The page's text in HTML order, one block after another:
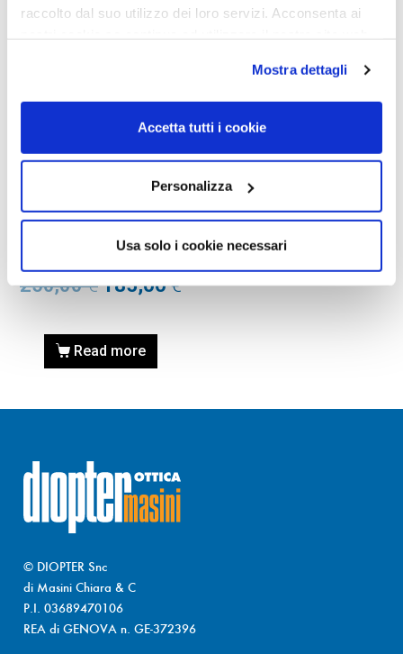
raccolto dal suo utilizzo dei loro servizi. Acconsenta ai
Mostra dettagli
Accetta tutti i cookie
Personalizza
Usa solo i cookie necessari
Sold out
OCCHIALI DA VISTA
OCCHIALE DA VISTA TOM
FORD FT5494 47 053 –
avana bionda
250,00€ 185,00€
Read more
© DIOPTER Snc
di Masini Chiara & C
P.I. 03689470106
REA di GENOVA n. GE-372396